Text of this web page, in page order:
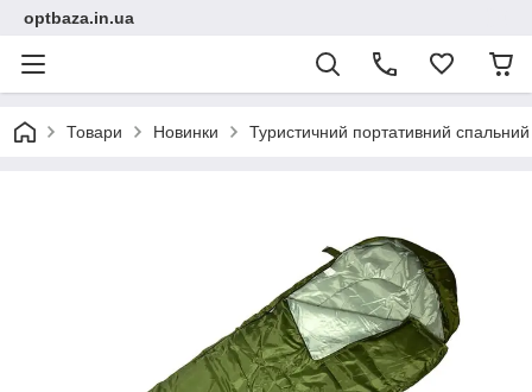
optbaza.in.ua
Товари Новинки Туристичний портативний